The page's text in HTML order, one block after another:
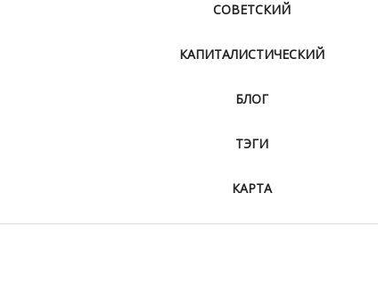
СОВЕТСКИЙ
КАПИТАЛИСТИЧЕСКИЙ
БЛОГ
ТЭГИ
КАРТА